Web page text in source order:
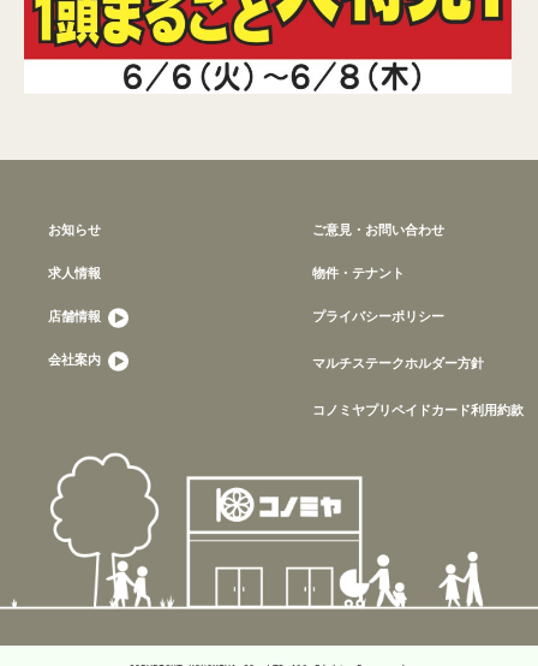
お知らせ
求人情報
店舗情報
会社案内
ご意見・お問い合わせ
物件・テナント
プライバシーポリシー
マルチステークホルダー方針
コノミヤプリペイドカード利用約款